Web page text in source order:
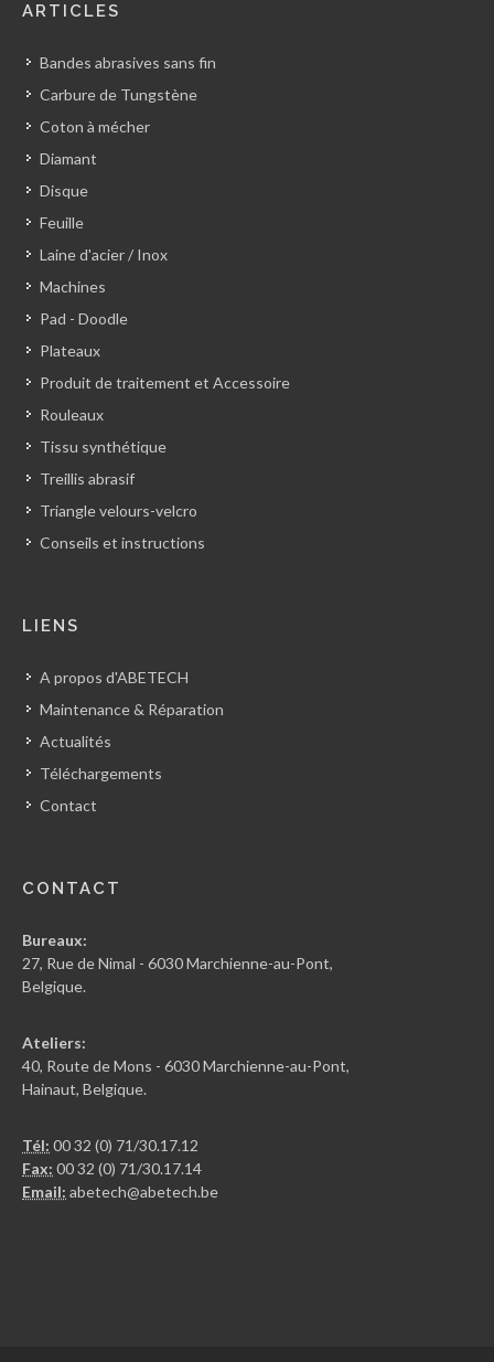
ARTICLES
Bandes abrasives sans fin
Carbure de Tungstène
Coton à mécher
Diamant
Disque
Feuille
Laine d'acier / Inox
Machines
Pad - Doodle
Plateaux
Produit de traitement et Accessoire
Rouleaux
Tissu synthétique
Treillis abrasif
Triangle velours-velcro
Conseils et instructions
LIENS
A propos d'ABETECH
Maintenance & Réparation
Actualités
Téléchargements
Contact
CONTACT
Bureaux:
27, Rue de Nimal - 6030 Marchienne-au-Pont,
Belgique.
Ateliers:
40, Route de Mons - 6030 Marchienne-au-Pont,
Hainaut, Belgique.
Tél: 00 32 (0) 71/30.17.12
Fax: 00 32 (0) 71/30.17.14
Email: abetech@abetech.be